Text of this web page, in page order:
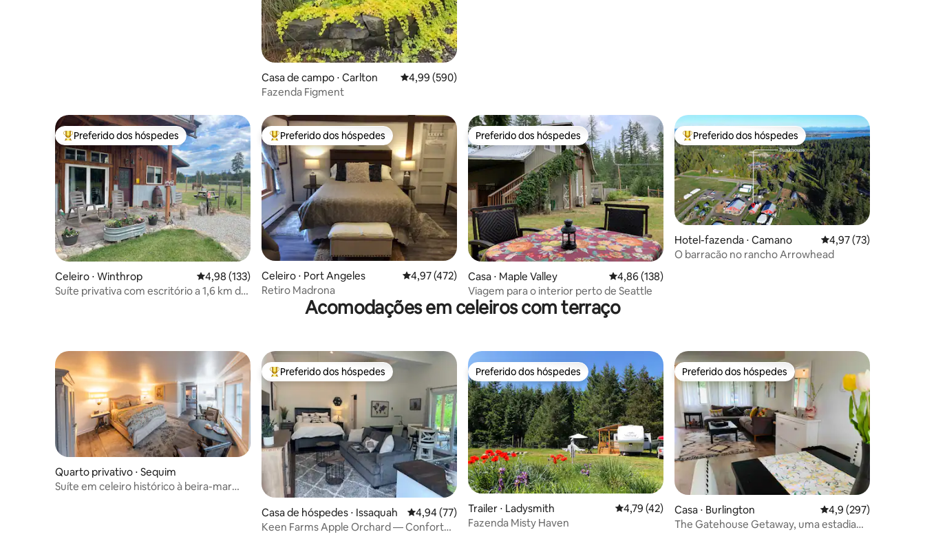
Casa de campo ⋅ Carlton 4,99 de uma avaliação média de 5, 590 avaliações
4,99 (590)
Fazenda Figment
Entre os melhores preferidos dos hóspedes
Preferido dos hóspedes
Celeiro ⋅ Winthrop 4,98 de uma avaliação média de 5, 133 avaliações
4,98 (133)
Suíte privativa com escritório a 1,6 km da
Entre os melhores preferidos dos hóspedes
Preferido dos hóspedes
Celeiro ⋅ Port Angeles 4,97 de uma avaliação média de 5, 472 avaliações
4,97 (472)
Retiro Madrona
Preferido dos hóspedes
Preferido dos hóspedes
Casa ⋅ Maple Valley 4,86 de uma avaliação média de 5, 138 avaliações
4,86 (138)
Viagem para o interior perto de Seattle
Entre os melhores preferidos dos hóspedes
Preferido dos hóspedes
Hotel-fazenda ⋅ Camano 4,97 de uma
4,97 (73)
O barracão no rancho Arrowhead
Acomodações em celeiros com terraço
Quarto privativo ⋅ Sequim
Suíte em celeiro histórico à beira-mar
Entre os melhores preferidos dos hóspedes
Preferido dos hóspedes
Casa de hóspedes ⋅ Issaquah 4,94 de uma avaliação média de 5, 77 avaliações
4,94 (77)
Keen Farms Apple Orchard — Confortos
Preferido dos hóspedes
Preferido dos hóspedes
Trailer ⋅ Ladysmith 4,79 de uma avaliação média de 5, 42 avaliações
4,79 (42)
Fazenda Misty Haven
Preferido dos hóspedes
Preferido dos hóspedes
Casa ⋅ Burlington 4,9 de uma avaliação
4,9 (297)
The Gatehouse Getaway, uma estadia